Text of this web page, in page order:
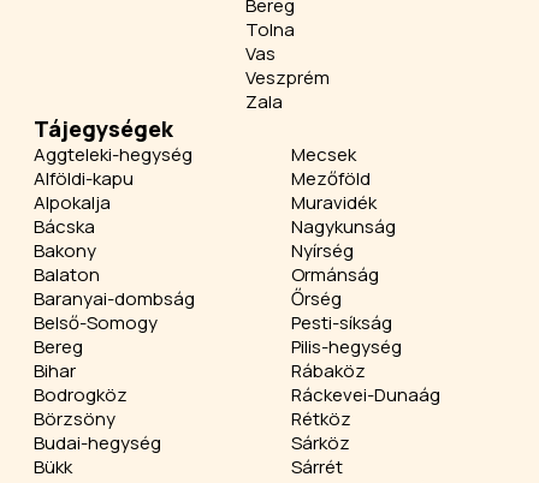
Bereg
Tolna
Vas
Veszprém
Zala
Tájegységek
Aggteleki-hegység
Alföldi-kapu
Alpokalja
Bácska
Bakony
Balaton
Baranyai-dombság
Belső-Somogy
Bereg
Bihar
Bodrogköz
Börzsöny
Budai-hegység
Bükk
Mecsek
Mezőföld
Muravidék
Nagykunság
Nyírség
Ormánság
Őrség
Pesti-síkság
Pilis-hegység
Rábaköz
Ráckevei-Dunaág
Rétköz
Sárköz
Sárrét